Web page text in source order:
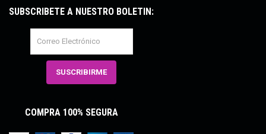
SUBSCRÍBETE A NUESTRO BOLETÍN:
COMPRA 100% SEGURA